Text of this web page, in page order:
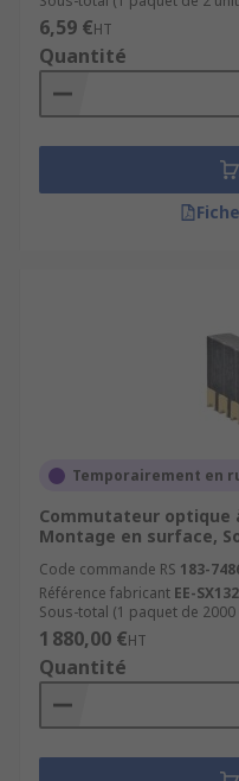
6,59 €HT
Quantité
Temporairement en
Commutateur optique
Montage en surface,
Code commande RS 183-
Référence fabricant EE-
Sous-total (1 paquet de 2000
1 880,00 €HT
Quantité